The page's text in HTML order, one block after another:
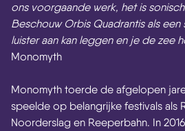
ons voorgaande werk, het is
Beschouw Orbis Quadrantis als
luister aan kan leggen en je de zee
Monomyth
Monomyth toerde de afgelopen
speelde op belangrijke festivals als
Noorderslag en Reeperbahn. In